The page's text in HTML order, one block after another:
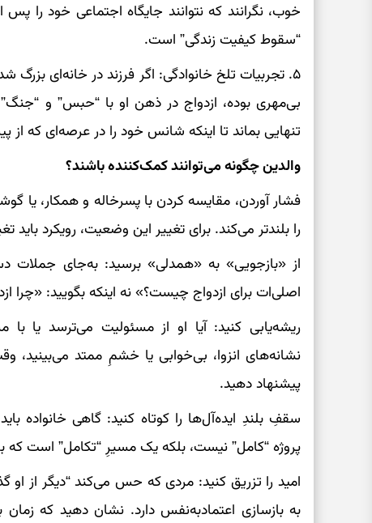
خوب، نگرانند که نتوانند جایگاه اجتماعی خود را
“سقوط کیفیت زندگی” است.
۵. تجربیات تلخ خانوادگی: اگر فرزند در خانه‌ای
بی‌مهری بوده، ازدواج در ذهن او با “حبس” و
تنهایی بماند تا اینکه شانس خود را در عرصه‌ای که
والدین چگونه می‌توانند کمک‌کننده باشند؟
فشار آوردن، مقایسه کردن با پسرخاله و همکار، یا
را بلندتر می‌کند. برای تغییر این وضعیت، رویکرد باید
از «بازجویی» به «همدلی» برسید: به‌جای جملات
اصلی‌ات برای ازدواج چیست؟» نه اینکه بگویید: «چرا
ریشه‌یابی کنید: آیا او از مسئولیت می‌ترسد یا
نشانه‌های انزوا، بی‌خوابی یا خشمِ ممتد
پیشنهاد دهید.
سقفِ بلندِ ایده‌آل‌ها را کوتاه کنید: گاهی خانواده
پروژه “کامل” نیست، بلکه یک مسیرِ “تکامل” است
امید را تزریق کنید: مردی که حس می‌کند “دیگر از او
به بازسازی اعتماد‌به‌نفس دارد. نشان دهید که